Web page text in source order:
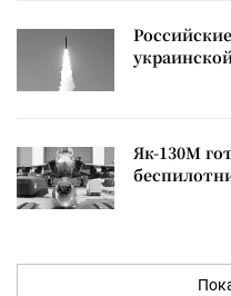
Як-130М